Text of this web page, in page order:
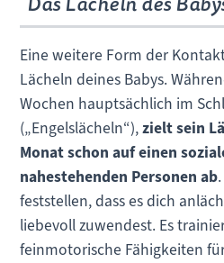
Eine weitere Form der
Lächeln deines Babys.
Wochen hauptsächlich im
(„Engelslächeln“),zielt sein
Monat schon auf einen
nahestehenden Personen ab
feststellen, dass es dich
liebevoll zuwendest. Es
feinmotorische Fähigkeiten